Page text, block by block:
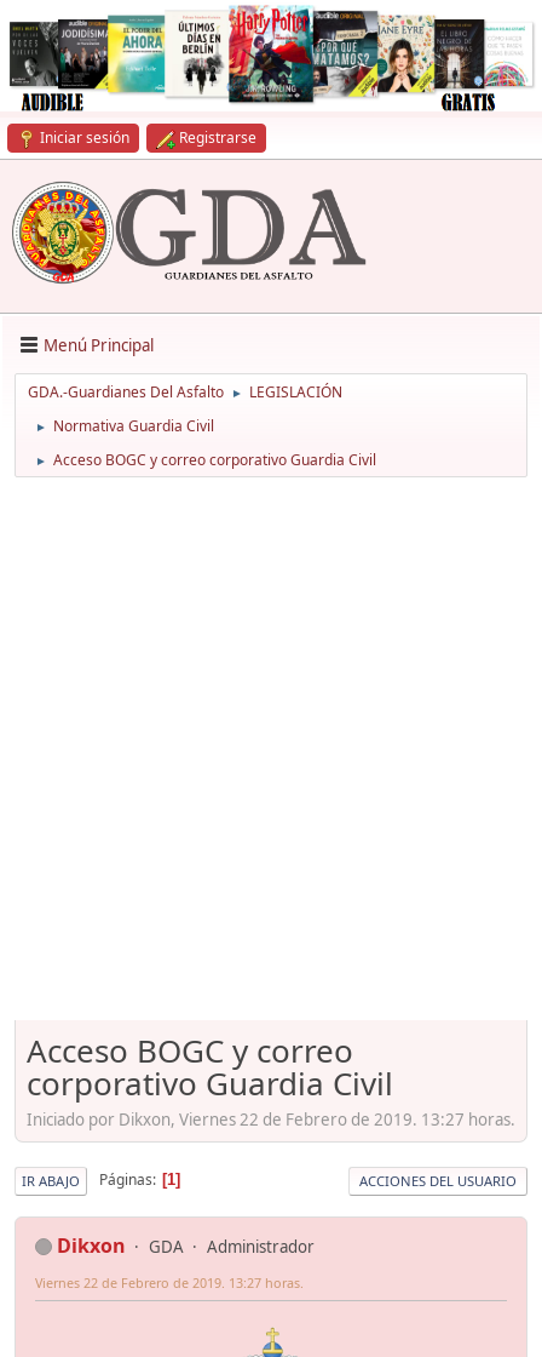
Iniciar sesión Registrarse
Menú Principal
GDA.-Guardianes Del Asfalto ► LEGISLACIÓN
► Normativa Guardia Civil
► Acceso BOGC y correo corporativo Guardia Civil
Acceso BOGC y correo
corporativo Guardia Civil
Iniciado por Dikxon, Viernes 22 de Febrero de 2019. 13:27 horas.
IR ABAJO Páginas 1 ACCIONES DEL USUARIO
Dikxon GDA Administrador
Viernes 22 de Febrero de 2019. 13:27 horas.